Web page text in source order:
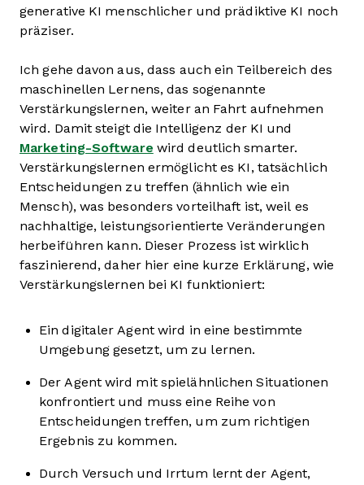
generative KI menschlicher und prädiktive KI noch
präziser.
Ich gehe davon aus, dass auch ein Teilbereich des
maschinellen Lernens, das sogenannte
Verstärkungslernen, weiter an Fahrt aufnehmen
wird. Damit steigt die Intelligenz der KI und
Marketing-Software wird deutlich smarter.
Verstärkungslernen ermöglicht es KI, tatsächlich
Entscheidungen zu treffen (ähnlich wie ein
Mensch), was besonders vorteilhaft ist, weil es
nachhaltige, leistungsorientierte Veränderungen
herbeiführen kann. Dieser Prozess ist wirklich
faszinierend, daher hier eine kurze Erklärung, wie
Verstärkungslernen bei KI funktioniert:
Ein digitaler Agent wird in eine bestimmte
Umgebung gesetzt, um zu lernen.
Der Agent wird mit spielähnlichen Situationen
konfrontiert und muss eine Reihe von
Entscheidungen treffen, um zum richtigen
Ergebnis zu kommen.
Durch Versuch und Irrtum lernt der Agent,